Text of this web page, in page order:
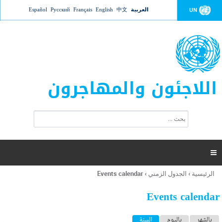
Jump to navigation UN العربية 中文
English
Français
Русский
Español
اللاجئون والمهاجرون
ت
ر
ل
ح
ب

أنت
هنا
الرئيسية › الجدول الزمني ›
Events calendar
Events calendar